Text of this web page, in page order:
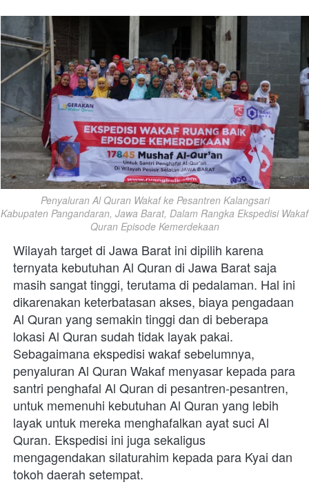
Penyaluran Al Quran Wakaf ke Pesantren Kalangsari
Kabupaten Pangandaran, Jawa Barat, Dalam Rangka Ekspedisi Wakaf
Quran Episode Kemerdekaan
Wilayah target di Jawa Barat ini dipilih karena
ternyata kebutuhan Al Quran di Jawa Barat saja
masih sangat tinggi, terutama di pedalaman. Hal ini
dikarenakan keterbatasan akses, biaya pengadaan
Al Quran yang semakin tinggi dan di beberapa
lokasi Al Quran sudah tidak layak pakai.
Sebagaimana ekspedisi wakaf sebelumnya,
penyaluran Al Quran Wakaf menyasar kepada para
santri penghafal Al Quran di pesantren-pesantren,
untuk memenuhi kebutuhan Al Quran yang lebih
layak untuk mereka menghafalkan ayat suci Al
Quran. Ekspedisi ini juga sekaligus
mengagendakan silaturahim kepada para Kyai dan
tokoh daerah setempat.